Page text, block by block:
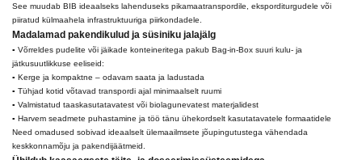
See muudab BIB ideaalseks lahenduseks pikamaatranspordile, eksporditurgudele või
piiratud külmaahela infrastruktuuriga piirkondadele.
Madalamad pakendikulud ja süsiniku jalajälg
▪ Võrreldes pudelite või jäikade konteineritega pakub Bag-in-Box suuri kulu- ja
jätkusuutlikkuse eeliseid:
▪ Kerge ja kompaktne – odavam saata ja ladustada
▪ Tühjad kotid võtavad transpordi ajal minimaalselt ruumi
▪ Valmistatud taaskasutatavatest või biolagunevatest materjalidest
▪ Harvem seadmete puhastamine ja töö tänu ühekordselt kasutatavatele formaatidele
Need omadused sobivad ideaalselt ülemaailmsete jõupingutustega vähendada
keskkonnamõju ja pakendijäätmeid.